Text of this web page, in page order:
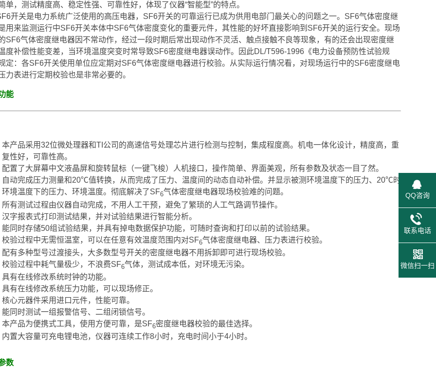
单，测试精度高、稳定性强、可靠性好，体现了仪器“智能型”的特点。
关是电力系统广泛使用的高压电器，SF6开关的可靠运行已成为供用电部门最关心的问题之一。SF6气体密度继
用来监测运行中SF6开关本体中SF6气体密度变化的重要元件，其性能的好坏直接影响到SF6开关的运行安全。现场
SF6气体密度继电器因不常动作，经过一段时期后常出现动作不灵活、触点接触不良等现象，有的还会出现密度继
度补偿性能变差，当环境温度突变时常导致SF6密度继电器误动作。因此DL/T596-1996《电力设备预防性试验规
定：各SF6开关使用单位应定期对SF6气体密度继电器进行校验。从实际运行情况看，对现场运行中的SF6密度继电
力表进行定期校验也是非常必要的。
能
本产品采用32位微处理器和TI公司的高速信号处理芯片进行检测与控制，集成程度高。机电一体化设计，精度高，重
复性好，可靠性高。
配置了大屏幕中文液晶屏和旋转鼠标（一键飞梭）人机接口，操作简单、界面美观，所有参数及状态一目了然。
自动完成压力测量和20℃值转换，从而完成了压力、温度间的动态自动补偿。并显示被测环境温度下的压力、20℃时
环境温度下的压力、环境温度。彻底解决了SF6气体密度继电器现场校验难的问题。
所有测试过程由仪器自动完成，不用人工干预，避免了繁琐的人工气路调节操作。
汉字报表式打印测试结果，并对试验结果进行智能分析。
能同时存储50组试验结果，并具有掉电数据保护功能，可随时查询和打印以前的试验结果。
校验过程中无需恒温室，可以在任意有效温度范围内对SF6气体密度继电器、压力表进行校验。
配有多种型号过渡接头，大多数型号开关的密度继电器不用拆卸即可进行现场校验。
校验过程中耗气量极少，不浪费SF6气体，测试成本低，对环境无污染。
具有在线修改系统时钟的功能。
具有在线修改系统压力功能，可以现场修正。
核心元器件采用进口元件，性能可靠。
能同时测试一组报警信号、二组闭锁信号。
本产品为便携式工具，使用方便可靠，是SF6密度继电器校验的最佳选择。
内置大容量可充电锂电池，仪器可连续工作8小时，充电时间小于4小时。
数
QQ咨询
联系电话
微信扫一扫